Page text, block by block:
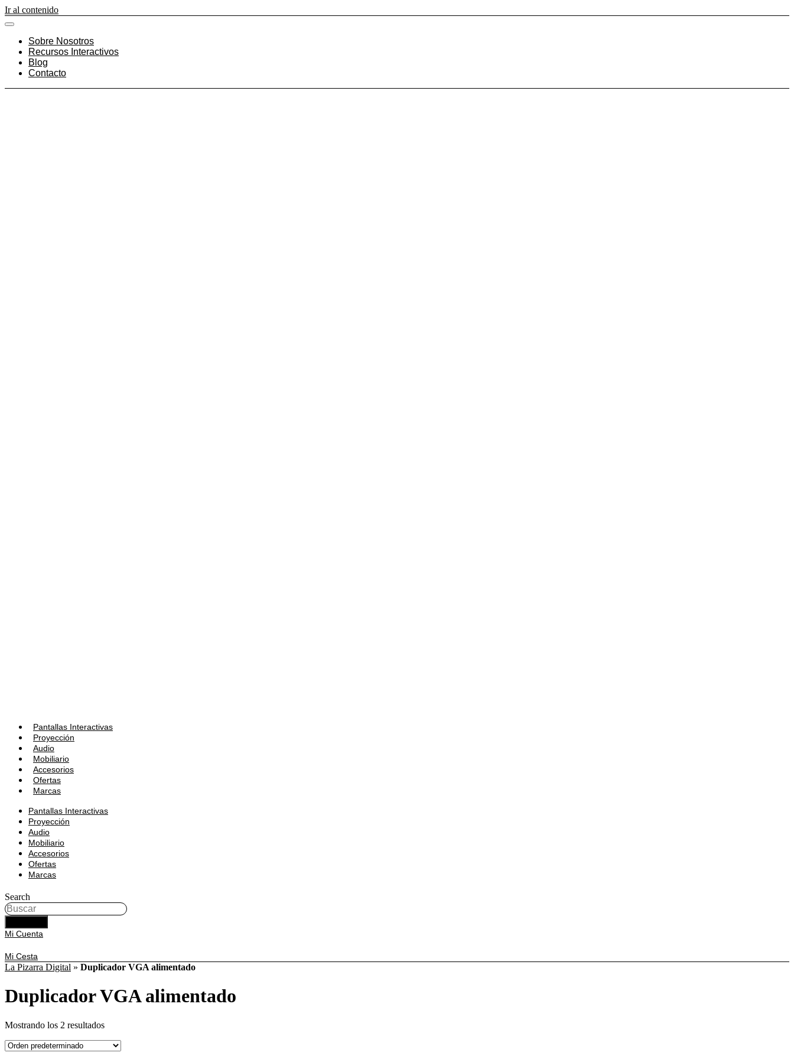
Ir al contenido
Sobre Nosotros
Recursos Interactivos
Blog
Contacto
Pantallas Interactivas
Proyección
Audio
Mobiliario
Accesorios
Ofertas
Marcas
Pantallas Interactivas
Proyección
Audio
Mobiliario
Accesorios
Ofertas
Marcas
Search
Mi Cuenta
Mi Cesta
La Pizarra Digital » Duplicador VGA alimentado
Duplicador VGA alimentado
Mostrando los 2 resultados